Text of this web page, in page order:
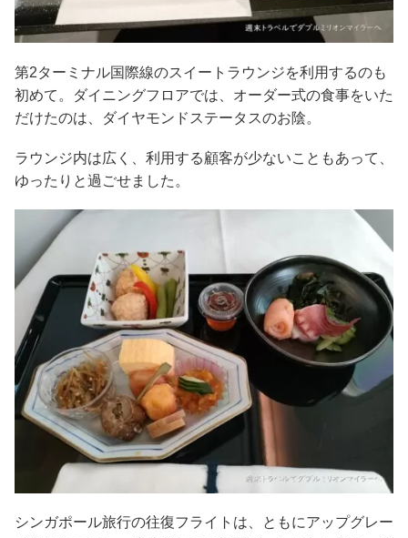
第2ターミナル国際線のスイートラウンジを利用するのも
初めて。ダイニングフロアでは、オーダー式の食事をいた
だけたのは、ダイヤモンドステータスのお陰。
ラウンジ内は広く、利用する顧客が少ないこともあって、
ゆったりと過ごせました。
シンガポール旅行の往復フライトは、ともにアップグレー